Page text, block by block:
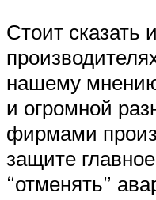
Стоит сказать
нашему
и огромной
фирмами
защите
“отменять”